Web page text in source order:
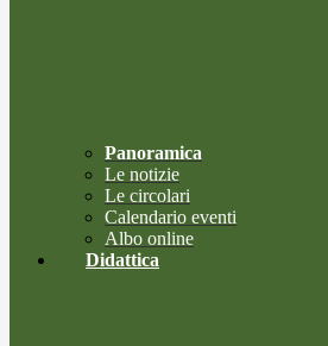
Panoramica
Le notizie
Le circolari
Calendario eventi
Albo online
Didattica